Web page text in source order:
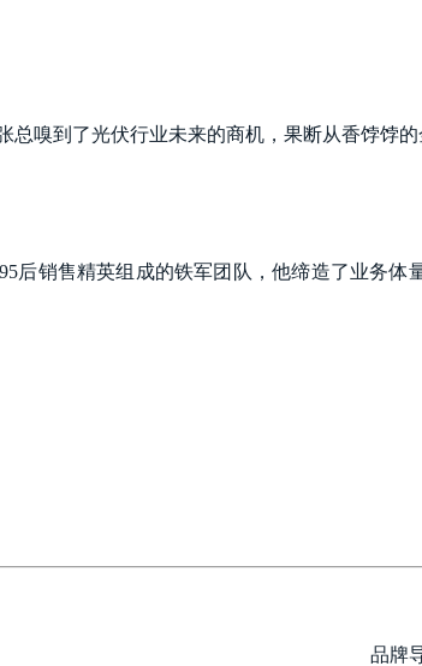
总嗅到了光伏行业未来的商机，果断从香饽饽
后销售精英组成的铁军团队，他缔造了业务
品牌